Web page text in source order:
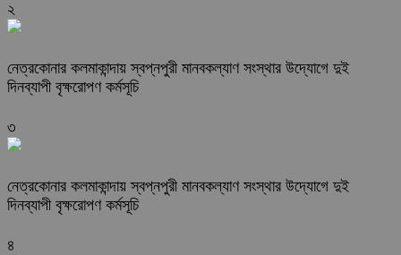
২
নেত্রকোনার কলমাকান্দায় স্বপ্নপুরী মানবকল্যাণ সংস্থার উদ্যোগে দুই
দিনব্যাপী বৃক্ষরোপণ কর্মসূচি
৩
নেত্রকোনার কলমাকান্দায় স্বপ্নপুরী মানবকল্যাণ সংস্থার উদ্যোগে দুই
দিনব্যাপী বৃক্ষরোপণ কর্মসূচি
৪